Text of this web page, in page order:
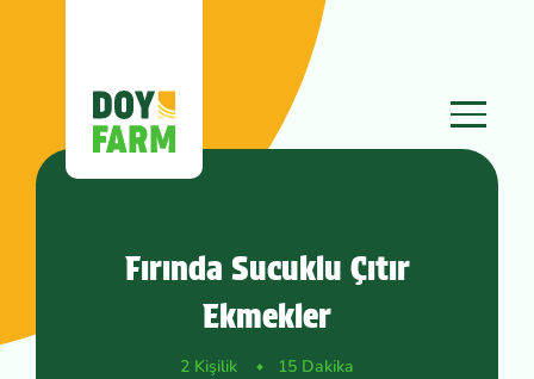
Fırında Sucuklu Çıtır
Ekmekler
2 Kişilik 15 Dakika